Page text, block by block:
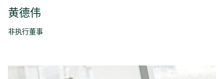
黄德伟
非执行董事